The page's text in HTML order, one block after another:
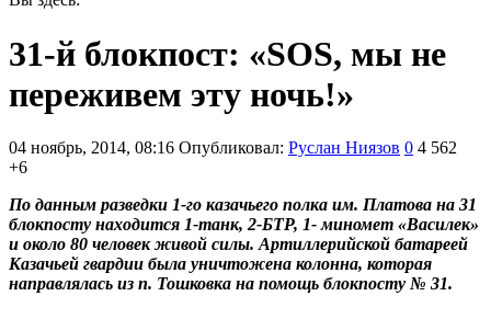
31-й блокпост: «SOS, мы не
переживем эту ночь!»
04 ноябрь, 2014, 08:16 Опубликовал: Руслан Ниязов 0 4 562
+6
По данным разведки 1-го казачьего полка им. Платова на 31
блокпосту находится 1-танк, 2-БТР, 1- миномет «Василек»
и около 80 человек живой силы. Артиллерийской батареей
Казачьей гвардии была уничтожена колонна, которая
направлялась из п. Тошковка на помощь блокпосту № 31.